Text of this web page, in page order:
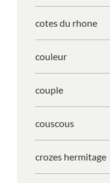
cotes du rhone
couleur
couple
couscous
crozes hermitage